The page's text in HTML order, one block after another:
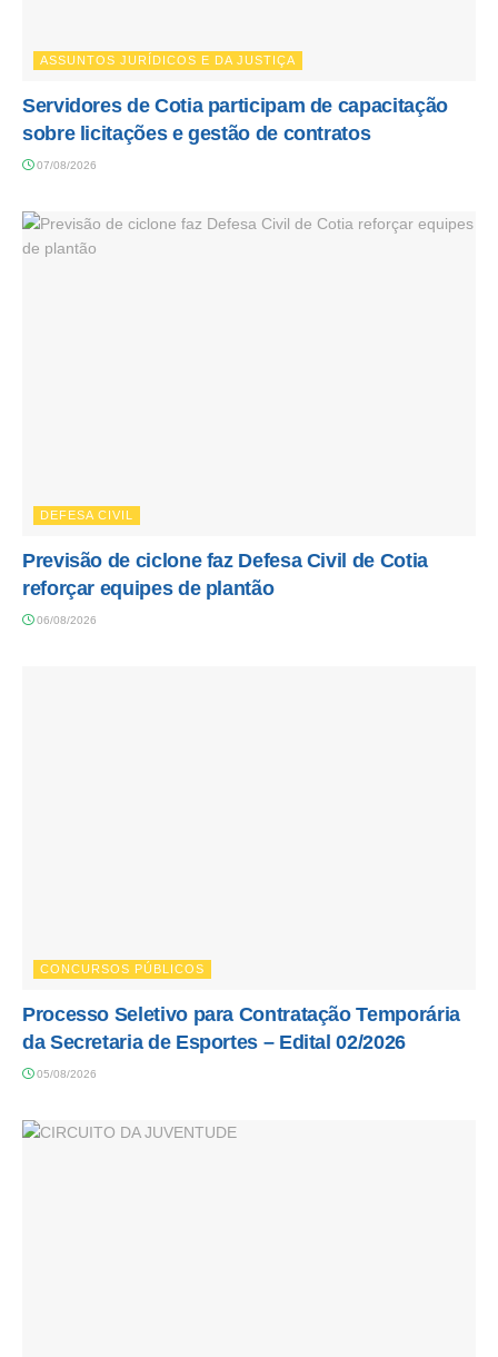
ASSUNTOS JURÍDICOS E DA JUSTIÇA
Servidores de Cotia participam de capacitação
sobre licitações e gestão de contratos
07/08/2026
DEFESA CIVIL
Previsão de ciclone faz Defesa Civil de Cotia
reforçar equipes de plantão
06/08/2026
CONCURSOS PÚBLICOS
Processo Seletivo para Contratação Temporária
da Secretaria de Esportes – Edital 02/2026
05/08/2026